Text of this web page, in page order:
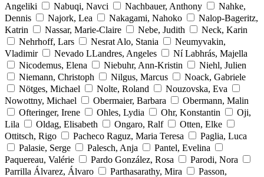
Angeliki
Nabuqi, Navci Nachbauer, Anthony
Nahke,
Dennis
Najork, Lea Nakagami, Nahoko
Nalop-Bageritz,
Katrin
Nassar, Marie-Claire Nebe, Judith
Neck, Karin
Nehrhoff, Lars
Nesrat Alo, Stania
Neumyvakin,
Vladimir
Nevado LLandres, Angeles
Ní Labhrás, Majella
Nicodemus, Elena
Niebuhr, Ann-Kristin
Niehl, Julien
Niemann, Christoph
Nilgus, Marcus
Noack, Gabriele
Nötges, Michael
Nolte, Roland
Nouzovska, Eva
Nowottny, Michael
Obermaier, Barbara
Obermann, Malin
Ofteringer, Irene
Ohles, Lydia Ohr, Konstantin
Oji,
Lila
Oldag, Elisabeth Ongaro, Ralf
Otten, Elke
Ottitsch, Rigo
Pacheco Raguz, Maria Teresa
Paglia, Luca
Palasie, Serge
Palesch, Anja
Pantel, Evelina
Paquereau, Valérie
Pardo González, Rosa
Parodi, Nora
Parrilla Álvarez, Álvaro
Parthasarathy, Mira
Passon,